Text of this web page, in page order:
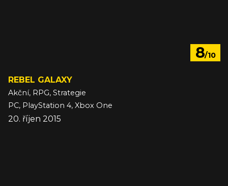
8/10
REBEL GALAXY
Akční, RPG, Strategie
PC, PlayStation 4, Xbox One
20. říjen 2015